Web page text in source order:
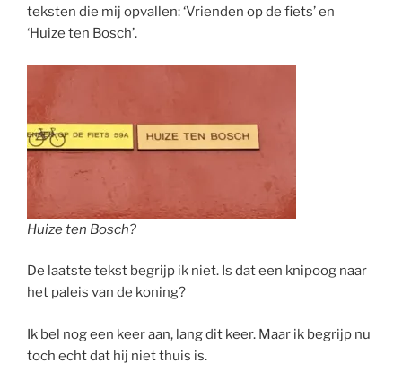
teksten die mij opvallen: ‘Vrienden op de fiets’ en
‘Huize ten Bosch’.
Huize ten Bosch?
De laatste tekst begrijp ik niet. Is dat een knipoog naar
het paleis van de koning?
Ik bel nog een keer aan, lang dit keer. Maar ik begrijp nu
toch echt dat hij niet thuis is.